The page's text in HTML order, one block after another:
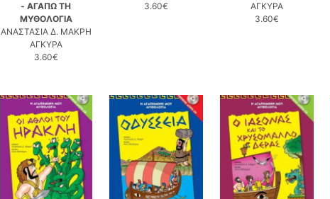
- ΑΓΑΠΩ ΤΗ
ΜΥΘΟΛΟΓΙΑ
ΑΝΑΣΤΑΣΙΑ Δ. ΜΑΚΡΗ
ΑΓΚΥΡΑ
3.60€
3.60€
ΑΓΚΥΡΑ
3.60€